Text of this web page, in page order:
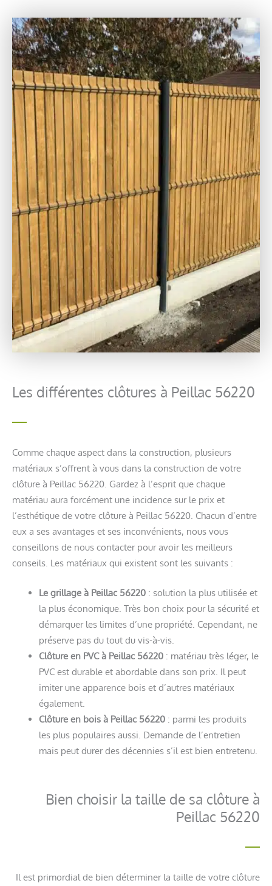
Les différentes clôtures à Peillac 56220
Comme chaque aspect dans la construction, plusieurs
matériaux s’offrent à vous dans la construction de votre
clôture à Peillac 56220. Gardez à l’esprit que chaque
matériau aura forcément une incidence sur le prix et
l’esthétique de votre clôture à Peillac 56220. Chacun d’entre
eux a ses avantages et ses inconvénients, nous vous
conseillons de nous contacter pour avoir les meilleurs
conseils. Les matériaux qui existent sont les suivants :
Le grillage à Peillac 56220 : solution la plus utilisée et
la plus économique. Très bon choix pour la sécurité et
démarquer les limites d’une propriété. Cependant, ne
préserve pas du tout du vis-à-vis.
Clôture en PVC à Peillac 56220 : matériau très léger, le
PVC est durable et abordable dans son prix. Il peut
imiter une apparence bois et d’autres matériaux
également.
Clôture en bois à Peillac 56220 : parmi les produits
les plus populaires aussi. Demande de l’entretien
mais peut durer des décennies s’il est bien entretenu.
Bien choisir la taille de sa clôture à
Peillac 56220
Il est primordial de bien déterminer la taille de votre clôture